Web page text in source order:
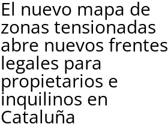
El nuevo mapa de
zonas tensionadas
abre nuevos frentes
legales para
propietarios e
inquilinos en
Cataluña